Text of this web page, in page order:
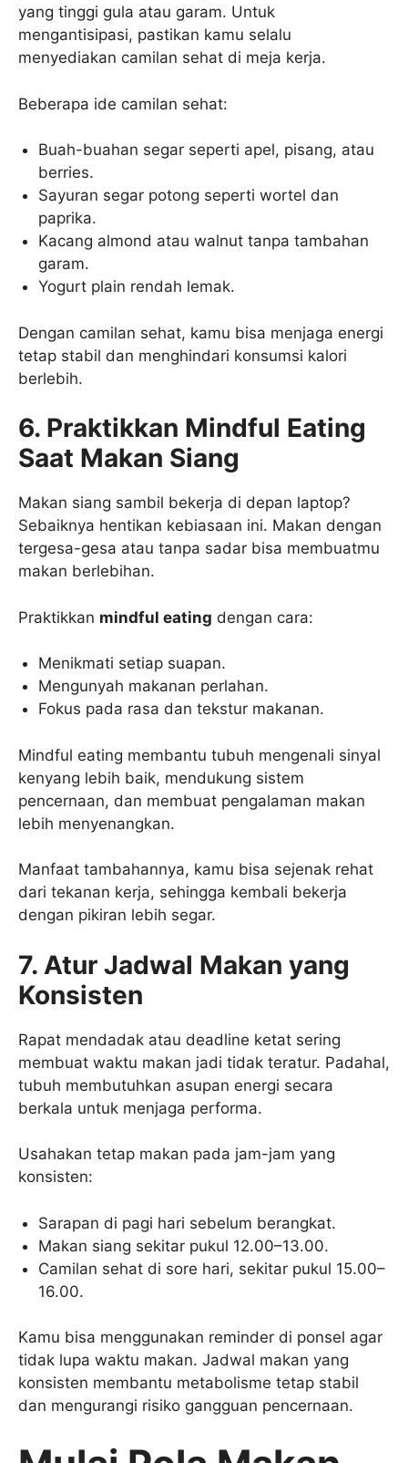
yang tinggi gula atau garam. Untuk
mengantisipasi, pastikan kamu selalu
menyediakan camilan sehat di meja kerja.
Beberapa ide camilan sehat:
Buah-buahan segar seperti apel, pisang, atau
berries.
Sayuran segar potong seperti wortel dan
paprika.
Kacang almond atau walnut tanpa tambahan
garam.
Yogurt plain rendah lemak.
Dengan camilan sehat, kamu bisa menjaga energi
tetap stabil dan menghindari konsumsi kalori
berlebih.
6. Praktikkan Mindful Eating
Saat Makan Siang
Makan siang sambil bekerja di depan laptop?
Sebaiknya hentikan kebiasaan ini. Makan dengan
tergesa-gesa atau tanpa sadar bisa membuatmu
makan berlebihan.
Praktikkan mindful eating dengan cara:
Menikmati setiap suapan.
Mengunyah makanan perlahan.
Fokus pada rasa dan tekstur makanan.
Mindful eating membantu tubuh mengenali sinyal
kenyang lebih baik, mendukung sistem
pencernaan, dan membuat pengalaman makan
lebih menyenangkan.
Manfaat tambahannya, kamu bisa sejenak rehat
dari tekanan kerja, sehingga kembali bekerja
dengan pikiran lebih segar.
7. Atur Jadwal Makan yang
Konsisten
Rapat mendadak atau deadline ketat sering
membuat waktu makan jadi tidak teratur. Padahal,
tubuh membutuhkan asupan energi secara
berkala untuk menjaga performa.
Usahakan tetap makan pada jam-jam yang
konsisten:
Sarapan di pagi hari sebelum berangkat.
Makan siang sekitar pukul 12.00–13.00.
Camilan sehat di sore hari, sekitar pukul 15.00–
16.00.
Kamu bisa menggunakan reminder di ponsel agar
tidak lupa waktu makan. Jadwal makan yang
konsisten membantu metabolisme tetap stabil
dan mengurangi risiko gangguan pencernaan.